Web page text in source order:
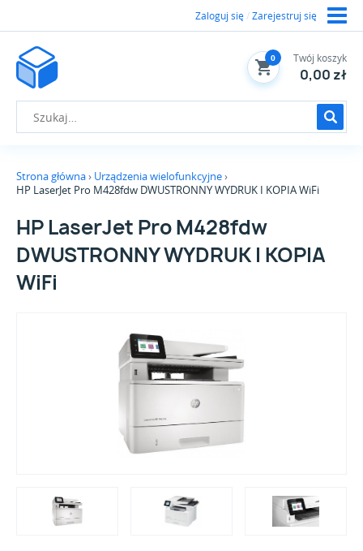
Zaloguj się /Zarejestruj się
0 Twój koszyk
0,00 zł
Strona główna
Urządzenia wielofunkcyjne
HP LaserJet Pro M428fdw DWUSTRONNY WYDRUK I KOPIA WiFi
HP LaserJet Pro M428fdw
DWUSTRONNY WYDRUK I KOPIA
WiFi